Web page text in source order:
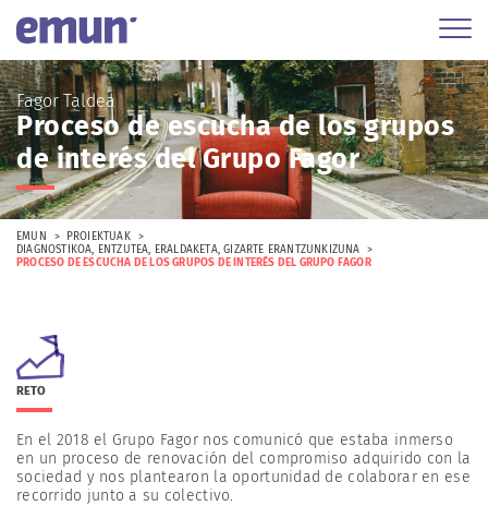
Fagor Taldea
Proceso de escucha de los grupos
de interés del Grupo Fagor
EMUN
PROIEKTUAK
DIAGNOSTIKOA, ENTZUTEA, ERALDAKETA,GIZARTE ERANTZUNKIZUNA
PROCESO DE ESCUCHA DE LOS GRUPOS DE INTERÉS DEL GRUPO FAGOR
RETO
En el 2018 el Grupo Fagor nos comunicó que estaba inmerso
en un proceso de renovación del compromiso adquirido con la
sociedad y nos plantearon la oportunidad de colaborar en ese
recorrido junto a su colectivo.